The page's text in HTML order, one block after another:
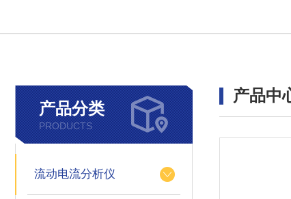
产品分类
PRODUCTS
流动电流分析仪
产品中